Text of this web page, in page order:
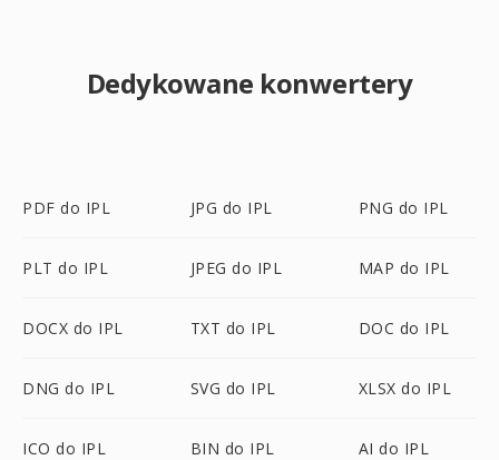
Dedykowane konwertery
PDF do IPL JPG do IPL PNG do IPL
PLT do IPL JPEG do IPL MAP do IPL
DOCX do IPL TXT do IPL DOC do IPL
DNG do IPL SVG do IPL XLSX do IPL
ICO do IPL BIN do IPL AI do IPL